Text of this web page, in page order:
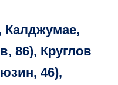
Калджумае,
86), Круглов
46),